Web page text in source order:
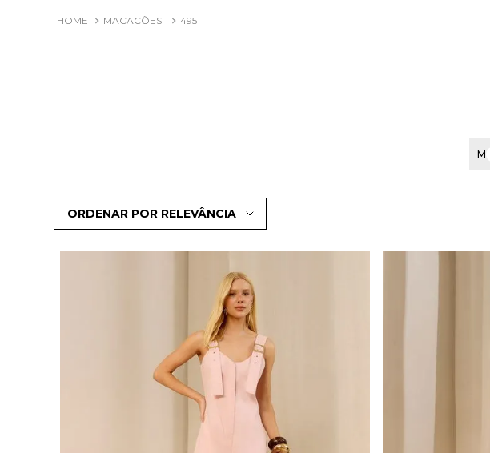
MACACÕES 495
M
ORDENAR POR RELEVÂNCIA